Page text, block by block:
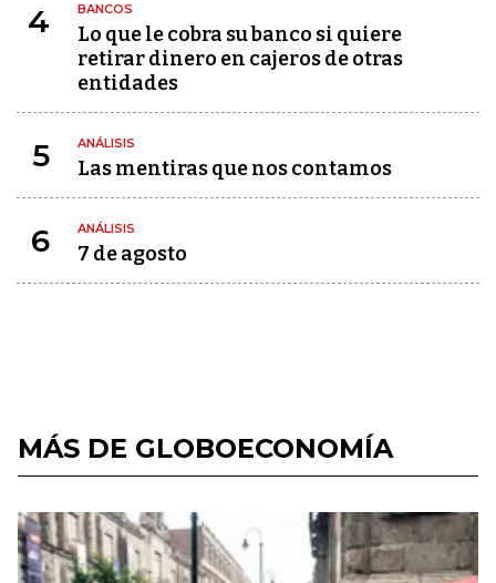
4 BANCOS
Lo que le cobra su banco si quiere
retirar dinero en cajeros de otras
entidades
5 ANÁLISIS
Las mentiras que nos contamos
6 ANÁLISIS
7 de agosto
MÁS DE GLOBOECONOMÍA